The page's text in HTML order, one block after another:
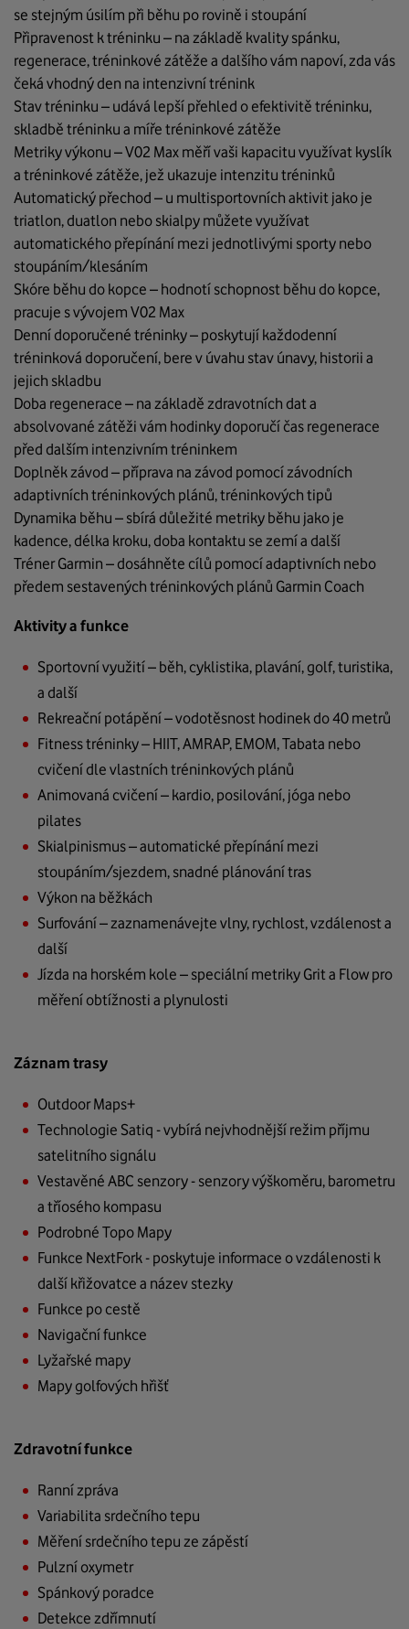
se stejným úsilím při běhu po rovině i stoupání
Připravenost k tréninku – na základě kvality spánku,
regenerace, tréninkové zátěže a dalšího vám napoví, zda vás
čeká vhodný den na intenzivní trénink
Stav tréninku – udává lepší přehled o efektivitě tréninku,
skladbě tréninku a míře tréninkové zátěže
Metriky výkonu – V02 Max měří vaši kapacitu využívat kyslík
a tréninkové zátěže, jež ukazuje intenzitu tréninků
Automatický přechod – u multisportovních aktivit jako je
triatlon, duatlon nebo skialpy můžete využívat
automatického přepínání mezi jednotlivými sporty nebo
stoupáním/klesáním
Skóre běhu do kopce – hodnotí schopnost běhu do kopce,
pracuje s vývojem V02 Max
Denní doporučené tréninky – poskytují každodenní
tréninková doporučení, bere v úvahu stav únavy, historii a
jejich skladbu
Doba regenerace – na základě zdravotních dat a
absolvované zátěži vám hodinky doporučí čas regenerace
před dalším intenzivním tréninkem
Doplněk závod – příprava na závod pomocí závodních
adaptivních tréninkových plánů, tréninkových tipů
Dynamika běhu – sbírá důležité metriky běhu jako je
kadence, délka kroku, doba kontaktu se zemí a další
Tréner Garmin – dosáhněte cílů pomocí adaptivních nebo
předem sestavených tréninkových plánů Garmin Coach
Aktivity a funkce
Sportovní využití – běh, cyklistika, plavání, golf, turistika,
a další
Rekreační potápění – vodotěsnost hodinek do 40 metrů
Fitness tréninky – HIIT, AMRAP, EMOM, Tabata nebo
cvičení dle vlastních tréninkových plánů
Animovaná cvičení – kardio, posilování, jóga nebo
pilates
Skialpinismus – automatické přepínání mezi
stoupáním/sjezdem, snadné plánování tras
Výkon na běžkách
Surfování – zaznamenávejte vlny, rychlost, vzdálenost a
další
Jízda na horském kole – speciální metriky Grit a Flow pro
měření obtížnosti a plynulosti
Záznam trasy
Outdoor Maps+
Technologie Satiq - vybírá nejvhodnější režim příjmu
satelitního signálu
Vestavěné ABC senzory - senzory výškoměru, barometru
a tříosého kompasu
Podrobné Topo Mapy
Funkce NextFork - poskytuje informace o vzdálenosti k
další křižovatce a název stezky
Funkce po cestě
Navigační funkce
Lyžařské mapy
Mapy golfových hřišť
Zdravotní funkce
Ranní zpráva
Variabilita srdečního tepu
Měření srdečního tepu ze zápěstí
Pulzní oxymetr
Spánkový poradce
Detekce zdřímnutí